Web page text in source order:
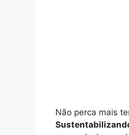
Não perca mais